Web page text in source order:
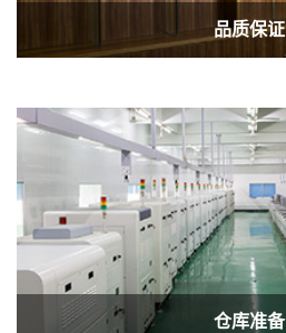
品质保证
仓库准备